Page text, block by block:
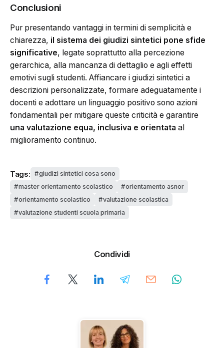
Conclusioni
Pur presentando vantaggi in termini di semplicità e
chiarezza, il sistema dei giudizi sintetici pone sfide
significative, legate soprattutto alla percezione
gerarchica, alla mancanza di dettaglio e agli effetti
emotivi sugli studenti. Affiancare i giudizi sintetici a
descrizioni personalizzate, formare adeguatamente i
docenti e adottare un linguaggio positivo sono azioni
fondamentali per mitigare queste criticità e garantire
una valutazione equa, inclusiva e orientata al
miglioramento continuo.
Tags:
giudizi sintetici cosa sono
master orientamento scolastico
orientamento asnor
orientamento scolastico
valutazione scolastica
valutazione studenti scuola primaria
Condividi